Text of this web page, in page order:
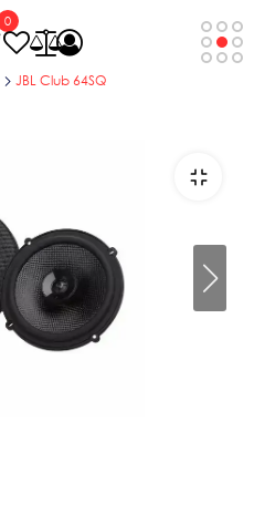
0
JBL Club 64SQ